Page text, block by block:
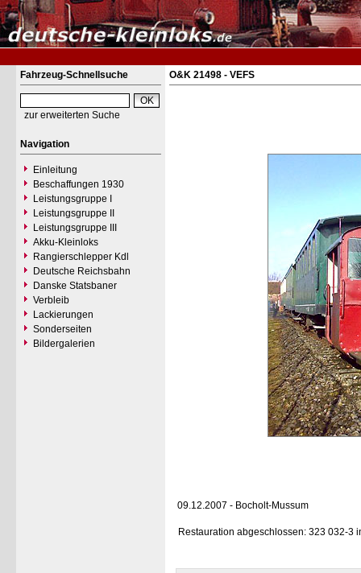
Fahrzeug-Schnellsuche
zur erweiterten Suche
Navigation
Einleitung
Beschaffungen 1930
Leistungsgruppe I
Leistungsgruppe II
Leistungsgruppe III
Akku-Kleinloks
Rangierschlepper Kdl
Deutsche Reichsbahn
Danske Statsbaner
Verbleib
Lackierungen
Sonderseiten
Bildergalerien
O&K 21498 - VEFS
09.12.2007 - Bocholt-Mussum
Restauration abgeschlossen: 323 032-3